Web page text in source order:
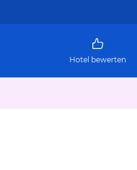
Hotel bewerten